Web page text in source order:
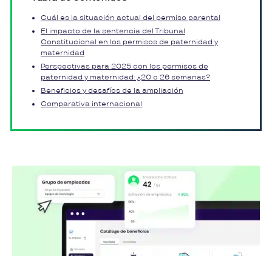
Cuál es la situación actual del permiso parental
El impacto de la sentencia del Tribunal
Constitucional en los permisos de paternidad y
maternidad
Perspectivas para 2025 con los permisos de
paternidad y maternidad: ¿20 o 26 semanas?
Beneficios y desafíos de la ampliación
Comparativa internacional